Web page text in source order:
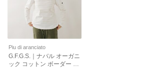
Piu di aranciato
G.F.G.S.｜ナバル オーガニ
ック コットン ボーダー 長